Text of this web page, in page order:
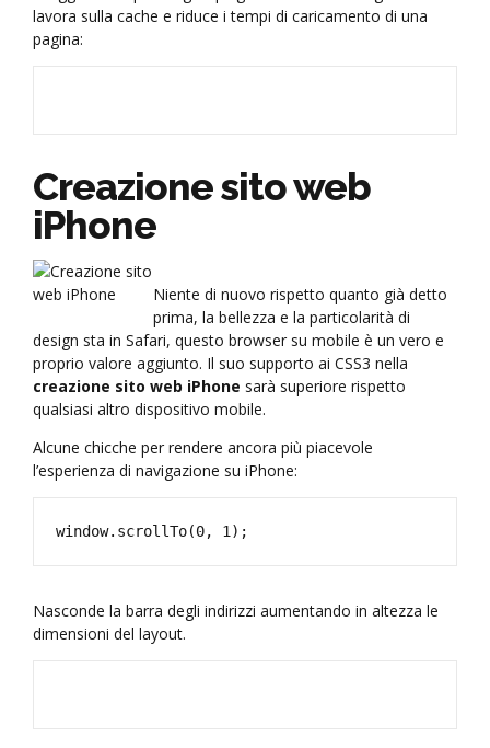
lavora sulla cache e riduce i tempi di caricamento di una
pagina:
Creazione sito web
iPhone
Niente di nuovo rispetto quanto già detto
prima, la bellezza e la particolarità di
design sta in Safari, questo browser su mobile è un vero e
proprio valore aggiunto. Il suo supporto ai CSS3 nella
creazione sito web iPhone sarà superiore rispetto
qualsiasi altro dispositivo mobile.
Alcune chicche per rendere ancora più piacevole
l’esperienza di navigazione su iPhone:
Nasconde la barra degli indirizzi aumentando in altezza le
dimensioni del layout.